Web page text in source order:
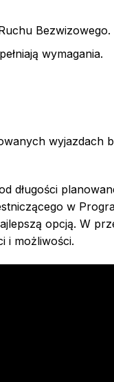
Bezwizowego.
wymagania.
wyjazdach
długości
w
opcją. W
i możliwości.